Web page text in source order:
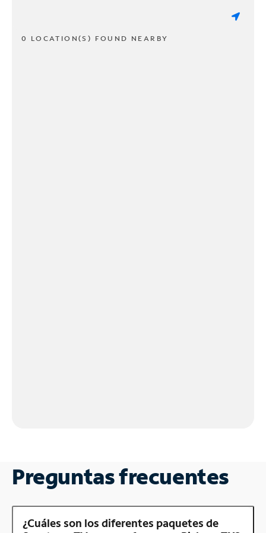
0 LOCATION(S) FOUND NEARBY
Preguntas frecuentes
¿Cuáles son los diferentes paquetes de